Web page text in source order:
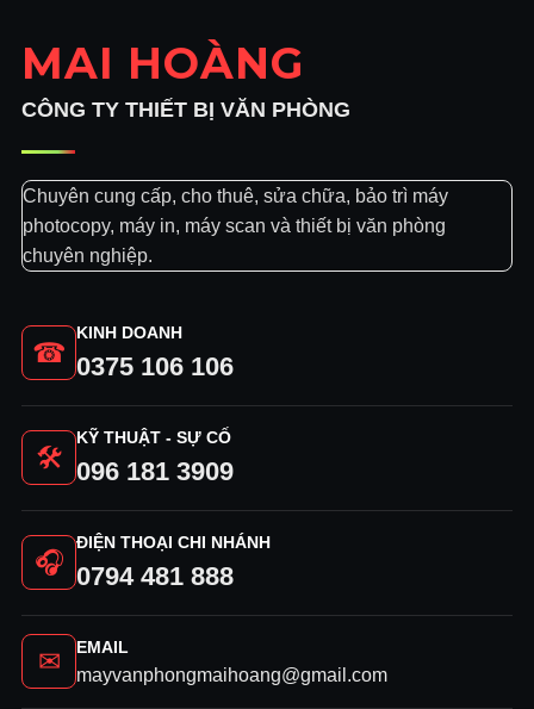
MAI HOÀNG
CÔNG TY THIẾT BỊ VĂN PHÒNG
Chuyên cung cấp, cho thuê, sửa chữa, bảo trì máy
photocopy, máy in, máy scan và thiết bị văn phòng
chuyên nghiệp.
☎
KINH DOANH
0375 106 106
🛠
KỸ THUẬT - SỰ CỐ
096 181 3909
🎧
ĐIỆN THOẠI CHI NHÁNH
0794 481 888
✉ EMAIL
mayvanphongmaihoang@gmail.com